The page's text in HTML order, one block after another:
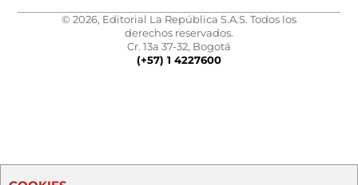
© 2026, Editorial La República S.A.S. Todos los
derechos reservados.
Cr. 13a 37-32, Bogotá
(+57) 1 4227600